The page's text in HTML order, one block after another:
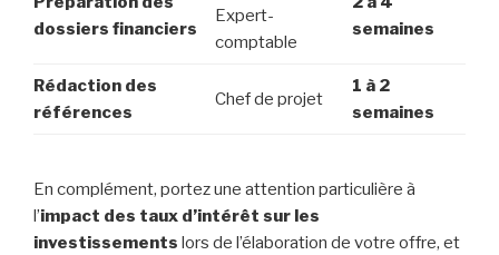
dossiers financiers
Expert-
comptable
semaines
Rédaction des
références
Chef de projet
1 à 2
semaines
En complément, portez une attention particulière à
l’impact des taux d’intérêt sur les
investissements lors de l’élaboration de votre offre, et